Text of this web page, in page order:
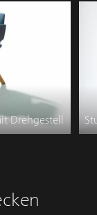
Drehgestell